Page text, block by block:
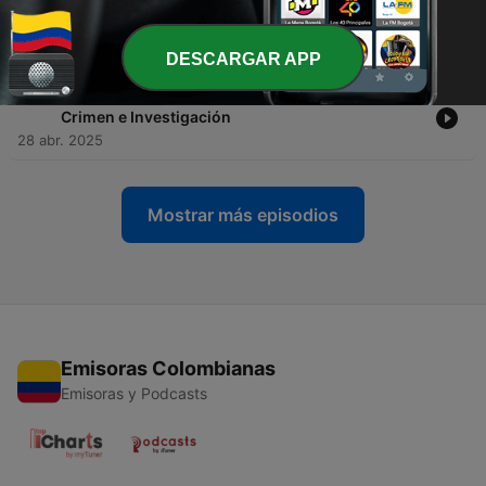
200 - 252. Quemando Las Pruebas Los Nuevos
Detectives Crimen e Investigación
29 abr. 2025
199 - 275. El Paraíso Mortal Los Archivos Del FBI
Crimen e Investigación
28 abr. 2025
Mostrar más episodios
Emisoras Colombianas
Emisoras y Podcasts
DESCARGAR APP